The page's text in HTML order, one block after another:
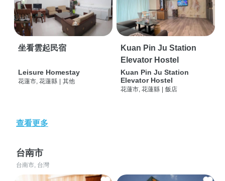
坐看雲起民宿
Leisure Homestay
花蓮市, 花蓮縣 其他
Kuan Pin Ju Station
Elevator Hostel
Kuan Pin Ju Station
Elevator Hostel
花蓮市, 花蓮縣 飯店
查看更多
台南市
台南市, 台灣